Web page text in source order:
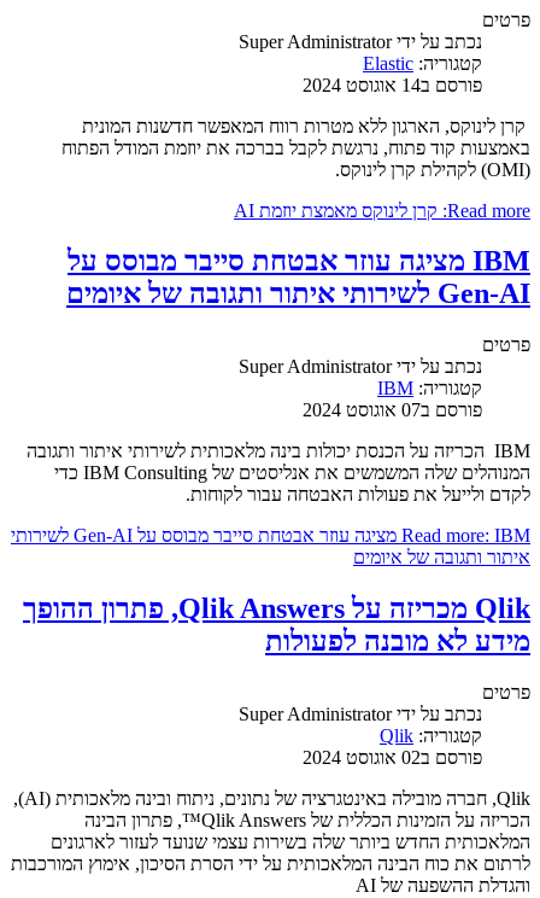
פרטים
נכתב על ידיSuper Administrator
קטגוריה: Elastic
פורסם ב14 אוגוסט 2024
קרן לינוקס, הארגון ללא מטרות רווח המאפשר חדשנות המונית
באמצעות קוד פתוח, נרגשת לקבל בברכה את יוזמת המודל הפתוח
(OMI) לקהילת קרן לינוקס.
Read more: קרן לינוקס מאמצת יוזמת AI
IBM מציגה עוזר אבטחת סייבר מבוסס על
Gen-AI לשירותי איתור ותגובה של איומים
פרטים
נכתב על ידיSuper Administrator
קטגוריה: IBM
פורסם ב07 אוגוסט 2024
IBM הכריזה על הכנסת יכולות בינה מלאכותית לשירותי איתור ותגובה
המנוהלים שלה המשמשים את אנליסטים של IBM Consulting כדי
לקדם ולייעל את פעולות האבטחה עבור לקוחות.
Read more: IBM מציגה עוזר אבטחת סייבר מבוסס על Gen-AI לשירותי
איתור ותגובה של איומים
Qlik מכריזה על Qlik Answers, פתרון ההופך
מידע לא מובנה לפעולות
פרטים
נכתב על ידיSuper Administrator
קטגוריה: Qlik
פורסם ב02 אוגוסט 2024
Qlik, חברה מובילה באינטגרציה של נתונים, ניתוח ובינה מלאכותית (AI),
הכריזה על הזמינות הכללית של Qlik Answers™, פתרון הבינה
המלאכותית החדש ביותר שלה בשירות עצמי שנועד לעזור לארגונים
לרתום את כוח הבינה המלאכותית על ידי הסרת הסיכון, אימוץ המורכבות
והגדלת ההשפעה של AI